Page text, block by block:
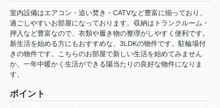
室内設備はエアコン・追い焚き・CATVなど豊富に揃っており、
過ごしやすいお部屋になっております。収納はトランクルーム・
押入など豊富なので、衣類や履き物の整理がしやすく便利です。
新生活を始める方にもおすすめな、3LDKの物件です。駐輪場付
きの物件です。こちらのお部屋で新しい生活を始めてみません
か。一年中暖かく生活ができる陽当たりの良好な物件になりま
す。
ポイント